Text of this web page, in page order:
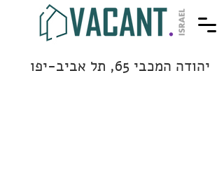
יהודה המכבי 65, תל אביב-יפו